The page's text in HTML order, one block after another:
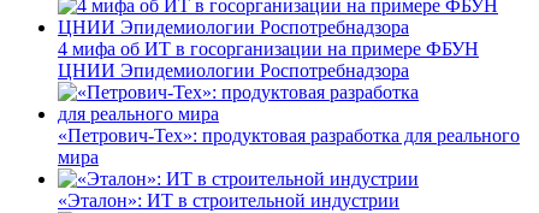
4 мифа об ИТ в госорганизации на примере ФБУН
ЦНИИ Эпидемиологии Роспотребнадзора
«Петрович-Тех»: продуктовая разработка для реального
мира
«Эталон»: ИТ в строительной индустрии